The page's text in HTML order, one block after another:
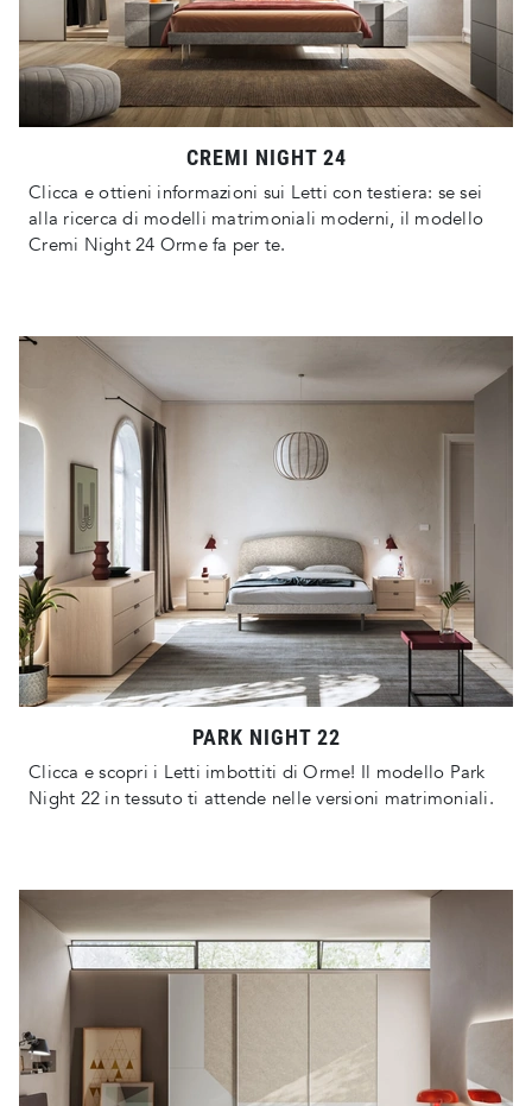
CREMI NIGHT 24
Clicca e ottieni informazioni sui Letti con testiera: se sei
alla ricerca di modelli matrimoniali moderni, il modello
Cremi Night 24 Orme fa per te.
PARK NIGHT 22
Clicca e scopri i Letti imbottiti di Orme! Il modello Park
Night 22 in tessuto ti attende nelle versioni matrimoniali.